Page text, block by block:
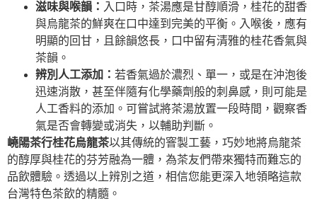
滋味與喉韻： 入口時，茶湯應是甘醇順滑，桂花的甜香
與烏龍茶的鮮爽在口中達到完美的平衡。入喉後，應有
明顯的回甘，且餘韻悠長，口中留有清雅的桂花香氣與
茶韻。
辨別人工添加： 若香氣過於濃烈、單一，或是在沖泡後
迅速消散，甚至伴隨有化學藥劑般的刺鼻感，則可能是
人工香料的添加。可嘗試將茶湯放置一段時間，觀察香
氣是否會轉變或消失，以輔助判斷。
嶢陽茶行桂花烏龍茶以其傳統的窨製工藝，巧妙地將烏龍茶
的醇厚與桂花的芬芳融為一體，為茶友們帶來獨特而難忘的
品飲體驗。透過以上辨別之道，相信您能更深入地領略這款
台灣特色茶飲的精髓。